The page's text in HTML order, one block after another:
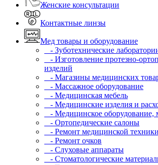
Женские консультации
Контактные линзы
Мед товары и оборудование
- Зуботехнические
- Изготовление протезно-
изделий
- Магазины медицинских
- Массажное оборудование
- Медицинская мебель
- Медицинские изделия и
- Медицинское оборудование,
- Ортопедические салоны
- Ремонт медицинской техники
- Ремонт очков
- Слуховые аппараты
- Стоматологические